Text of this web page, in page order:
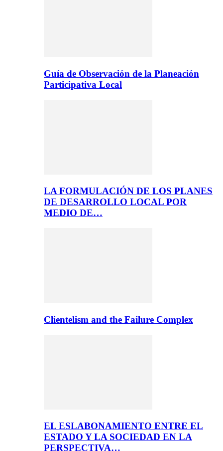
Guía de Observación de la Planeación
Participativa Local
LA FORMULACIÓN DE LOS PLANES
DE DESARROLLO LOCAL POR
MEDIO DE…
Clientelism and the Failure Complex
EL ESLABONAMIENTO ENTRE EL
ESTADO Y LA SOCIEDAD EN LA
PERSPECTIVA…